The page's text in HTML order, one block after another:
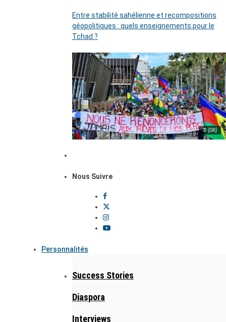
Entre stabilité sahélienne et recompositions
géopolitiques : quels enseignements pour le
Tchad ?
© (DR)
Nous Suivre
Personnalités
Success Stories
Diaspora
Interviews